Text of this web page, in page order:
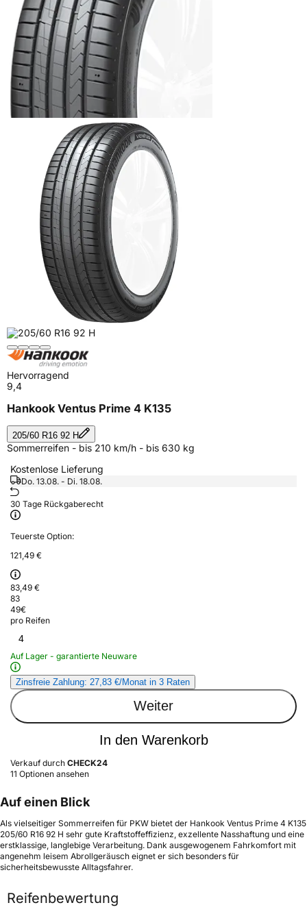
Hervorragend
9,4
Hankook Ventus Prime 4 K135
205/60 R16 92 H
Sommerreifen - bis 210 km/h - bis 630 kg
Kostenlose Lieferung
Do. 13.08. - Di. 18.08.
30 Tage Rückgaberecht
Teuerste Option:
121,49 €
83,49 €
83
49€
pro Reifen
4
Auf Lager - garantierte Neuware
Zinsfreie Zahlung: 27,83 €/Monat in 3 Raten
Weiter
In den Warenkorb
Verkauf durch CHECK24
11 Optionen ansehen
Auf einen Blick
Als vielseitiger Sommerreifen für PKW bietet der Hankook Ventus Prime 4 K135
205/60 R16 92 H sehr gute Kraftstoffeffizienz, exzellente Nasshaftung und eine
erstklassige, langlebige Verarbeitung. Dank ausgewogenem Fahrkomfort mit
angenehm leisem Abrollgeräusch eignet er sich besonders für
sicherheitsbewusste Alltagsfahrer.
Reifenbewertung